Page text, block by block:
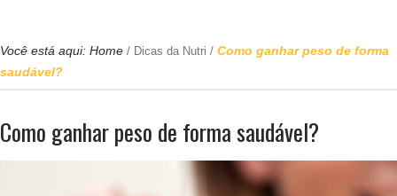
Você está aqui: Home / Dicas da Nutri / Como ganhar peso de forma
saudável?
Como ganhar peso de forma saudável?